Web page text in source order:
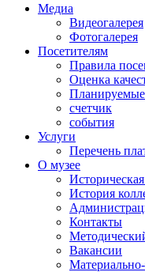
Медиа
Видеогалерея
Фотогалерея
Посетителям
Правила
Оценка
счетчик
события
Услуги
Перечень
О музее
История
Контакты
Вакансии